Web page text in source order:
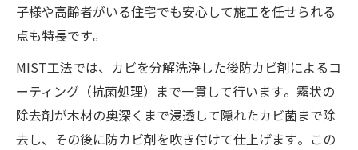
子様や高齢者がいる住宅でも安心して施工を任せられる
点も特長です​。
MIST工法では、カビを分解洗浄した後防カビ剤によるコ
ーティング（抗菌処理）まで一貫して行います​。霧状の
除去剤が木材の奥深くまで浸透して隠れたカビ菌まで除
去し、その後に防カビ剤を吹き付けて仕上げます​。この